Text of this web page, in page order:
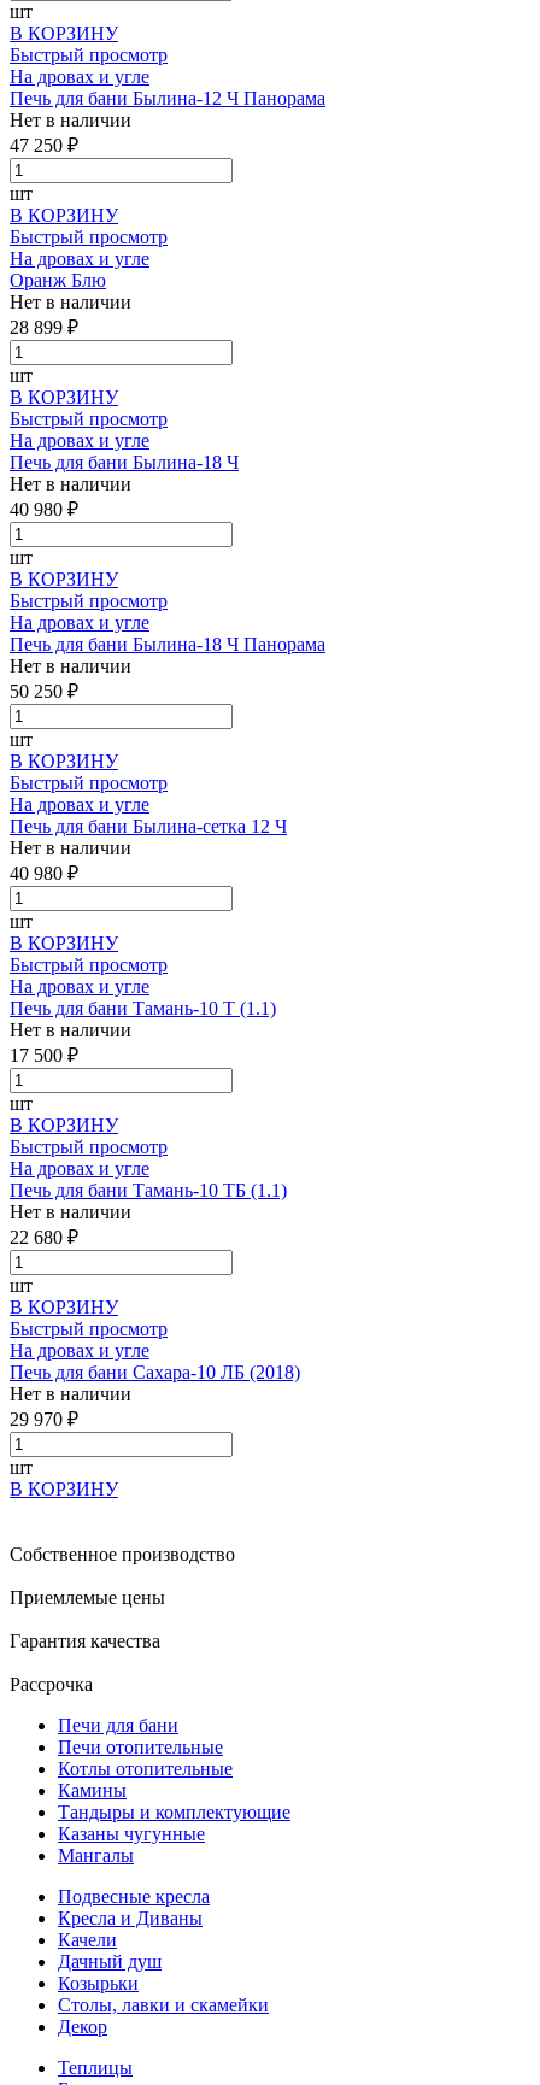
шт
В КОРЗИНУ
Быстрый просмотр
На дровах и угле
Печь для бани Былина-12 Ч Панорама
Нет в наличии
47 250 ₽
шт
В КОРЗИНУ
Быстрый просмотр
На дровах и угле
Оранж Блю
Нет в наличии
28 899 ₽
шт
В КОРЗИНУ
Быстрый просмотр
На дровах и угле
Печь для бани Былина-18 Ч
Нет в наличии
40 980 ₽
шт
В КОРЗИНУ
Быстрый просмотр
На дровах и угле
Печь для бани Былина-18 Ч Панорама
Нет в наличии
50 250 ₽
шт
В КОРЗИНУ
Быстрый просмотр
На дровах и угле
Печь для бани Былина-сетка 12 Ч
Нет в наличии
40 980 ₽
шт
В КОРЗИНУ
Быстрый просмотр
На дровах и угле
Печь для бани Тамань-10 Т (1.1)
Нет в наличии
17 500 ₽
шт
В КОРЗИНУ
Быстрый просмотр
На дровах и угле
Печь для бани Тамань-10 ТБ (1.1)
Нет в наличии
22 680 ₽
шт
В КОРЗИНУ
Быстрый просмотр
На дровах и угле
Печь для бани Сахара-10 ЛБ (2018)
Нет в наличии
29 970 ₽
шт
В КОРЗИНУ
Собственное производство
Приемлемые цены
Гарантия качества
Рассрочка
Печи для бани
Печи отопительные
Котлы отопительные
Камины
Тандыры и комплектующие
Казаны чугунные
Мангалы
Подвесные кресла
Кресла и Диваны
Качели
Дачный душ
Козырьки
Столы, лавки и скамейки
Декор
Теплицы